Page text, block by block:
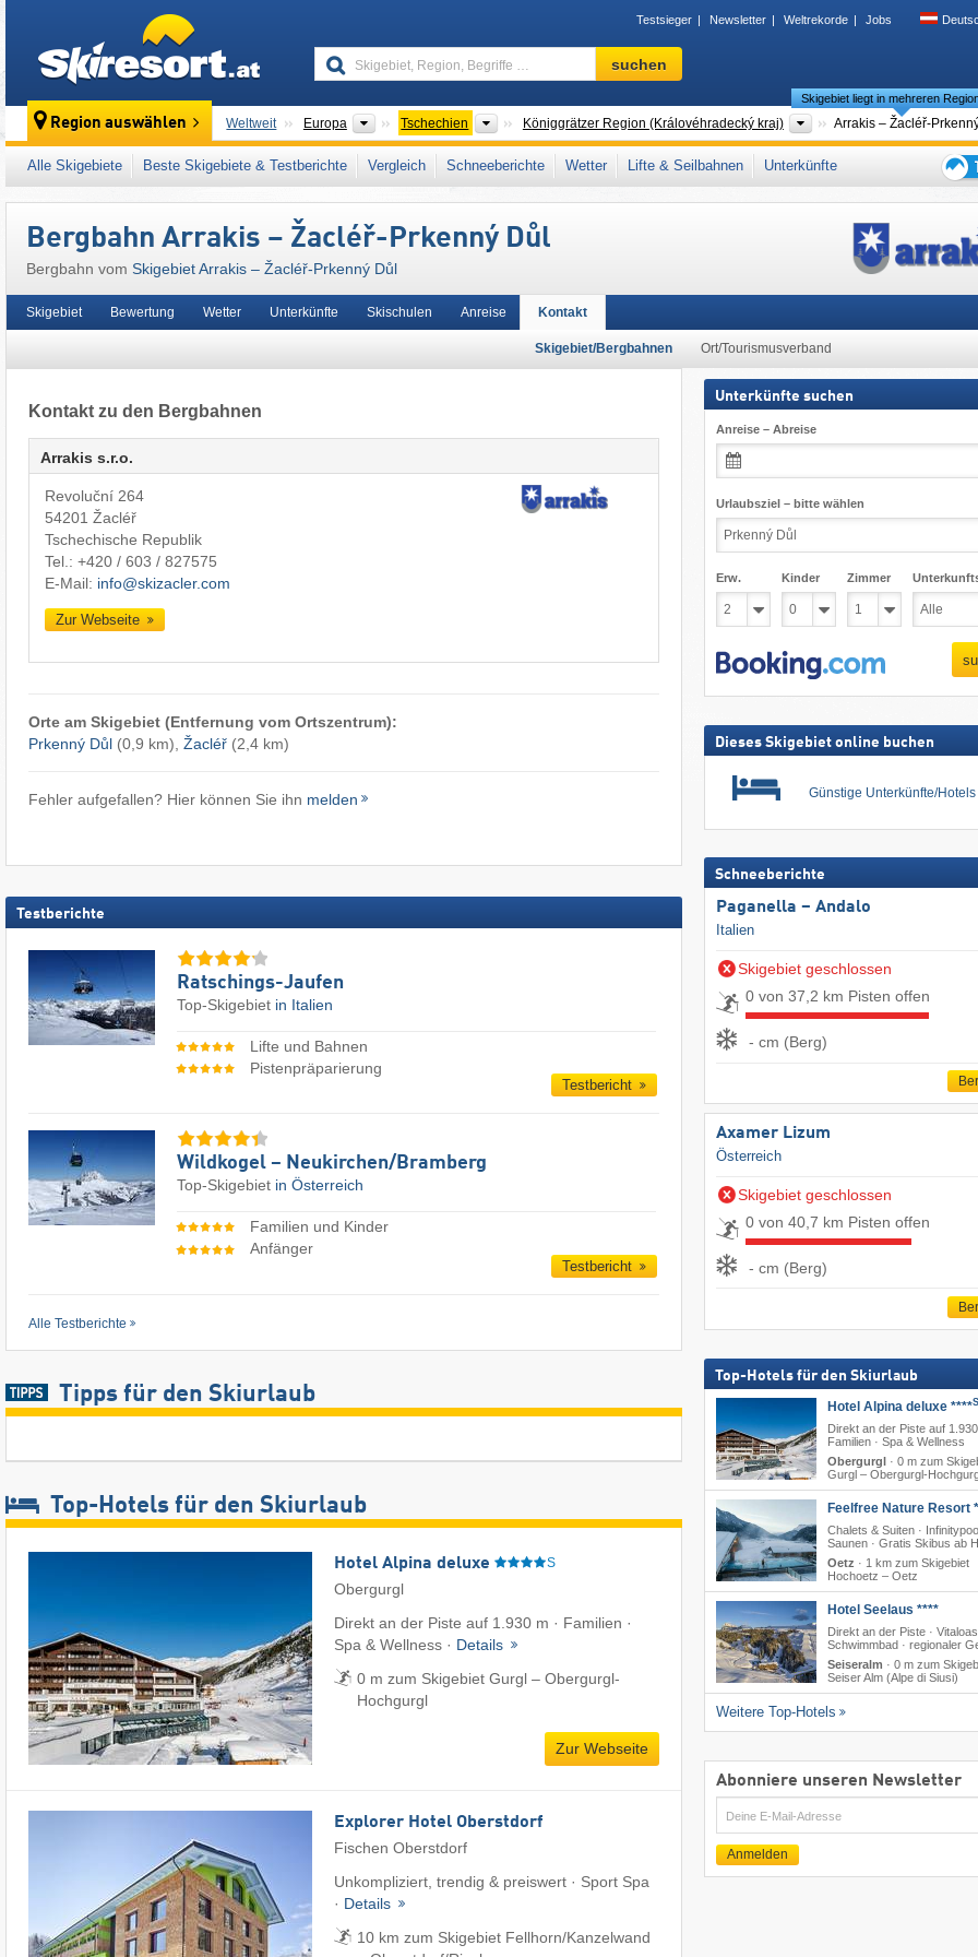
Testsieger Newsletter Weltrekorde Jobs
Skigebiet,
Region,
…
suchen
Region auswählen Weltweit Europa Kontinente
Tschechien LänderKöniggrätzer Region (Královéhradecký kraj) Regionen
Skigebiet liegt in mehreren
Arrakis – Žacléř-
Dieses Skigebiet liegt auch in: Riesengebirge (Krkonoše/Karkonosze), Nordosttschechien (Severovýchod) Westsudeten,
Tschechische Sudeten
Sudeten (Sudety) Mitteleuropa
Alle Skigebiete Beste Skigebiete & Testberichte Vergleich Schneeberichte Wetter Lifte & Seilbahnen
Unterkünfte
den
Bergbahn Arrakis – Žacléř-Prkenný Důl
Bergbahn vom Skigebiet Arrakis – Žacléř-Prkenný Důl
Skigebiet Bewertung Wetter Unterkünfte Skischulen Anreise Kontakt
Skigebiet/Bergbahnen Ort/Tourismusverband
Kontakt zu den Bergbahnen
Arrakis s.r.o.
Revoluční 264
54201 Žacléř
Tschechische Republik
Tel.: +420 / 603 / 827575
E-Mail: info@skizacler.com
Zur Webseite
Orte am Skigebiet (Entfernung vom Ortszentrum):
Prkenný Důl(0,9 km), Žacléř(2,4 km)
Fehler aufgefallen? Hier können Sie ihn melden
Testberichte
Ratschings-Jaufen
Top-Skigebiet in Italien
Lifte und Bahnen
Pistenpräparierung
Testbericht
Wildkogel – Neukirchen/​Bramberg
Top-Skigebiet in Österreich
Familien und Kinder
Anfänger
Testbericht
Alle Testberichte
Tipps für den Skiurlaub
Top-Hotels für den Skiurlaub
Hotel Alpina deluxe S
Obergurgl
Direkt an der Piste auf 1.930 m · Familien ·
Spa & Wellness · Details
0 m zum Skigebiet Gurgl – Obergurgl-
Hochgurgl
Zur Webseite
Explorer Hotel Oberstdorf
Fischen Oberstdorf
Unkompliziert, trendig & preiswert · Sport Spa
· Details
10 km zum Skigebiet Fellhorn/​Kanzelwand
Unterkünfte suchen
Anreise – Abreise
Urlaubsziel – bitte wählen
Erw. Kinder Zimmer
Dieses Skigebiet online buchen
Günstige Unterkünfte/Hotels
Schneeberichte
Paganella – Andalo
Italien
Skigebiet geschlossen
0 von 37,2 km Pisten offen
- cm (Berg)
Axamer Lizum
Österreich
Skigebiet geschlossen
0 von 40,7 km Pisten offen
- cm (Berg)
Top-Hotels für den Skiurlaub
Hotel Alpina deluxe ****S
Direkt an der Piste auf 1.930
Familien · Spa & Wellness
Obergurgl· 0 m zum
Gurgl – Obergurgl-
Feelfree Nature Resort
Chalets & Suiten ·
Saunen · Gratis Skibus ab
Oetz · 1 km zum Skigebiet
Hochoetz – Oetz
Hotel Seelaus ****
Direkt an der Piste ·
Schwimmbad · regionaler
Seiseralm · 0 m zum
Seiser Alm (Alpe di Siusi)
Weitere Top-Hotels
Abonniere unseren Newsletter
E-
Mail
Anmelden